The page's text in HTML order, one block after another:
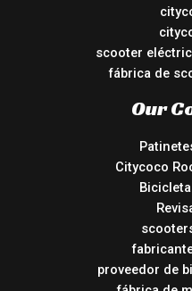
scooter
fábrica de
Our
Citycoco
proveedor de